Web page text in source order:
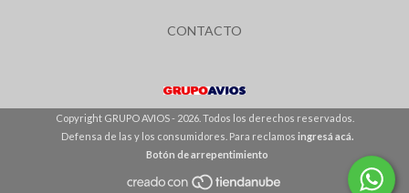
CONTACTO
Copyright GRUPO AVIOS - 2026. Todos los derechos reservados.
Defensa de las y los consumidores. Para reclamos ingresá acá.
Botón de arrepentimiento